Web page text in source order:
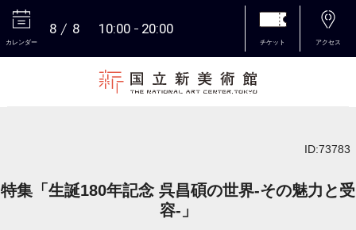
カレンダー
8 8 10:00 20:00
チケット アクセス
ID:73783
特集「生誕180年記念 呉昌碩の世界-その魅力と受
容-」